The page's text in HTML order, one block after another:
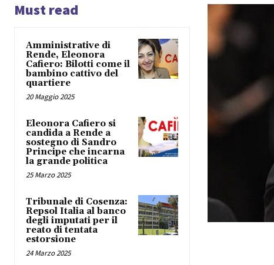
Must read
Amministrative di
Rende, Eleonora
Cafiero: Bilotti come il
bambino cattivo del
quartiere
20 Maggio 2025
Eleonora Cafiero si
candida a Rende a
sostegno di Sandro
Principe che incarna
la grande politica
25 Marzo 2025
Tribunale di Cosenza:
Repsol Italia al banco
degli imputati per il
reato di tentata
estorsione
24 Marzo 2025